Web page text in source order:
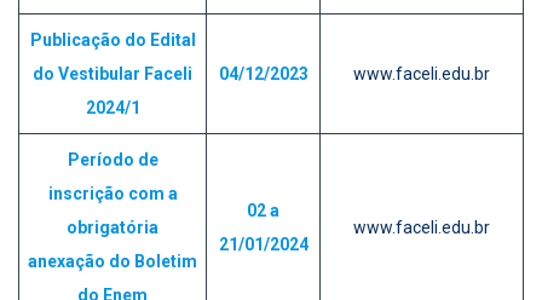
Publicação do Edital
do Vestibular Faceli
2024/1
04/12/2023 www.faceli.edu.br
Período de
inscrição com a
obrigatória
anexação do Boletim
do Enem
02 a
21/01/2024
www.faceli.edu.br